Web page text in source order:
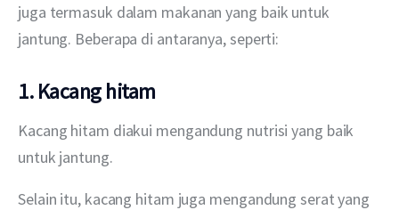
juga termasuk dalam makanan yang baik untuk
jantung. Beberapa di antaranya, seperti:
1. Kacang hitam
Kacang hitam diakui mengandung nutrisi yang baik
untuk jantung.
Selain itu, kacang hitam juga mengandung serat yang